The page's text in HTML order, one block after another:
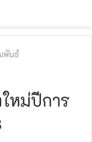
พันธ์
หม่ปีการ